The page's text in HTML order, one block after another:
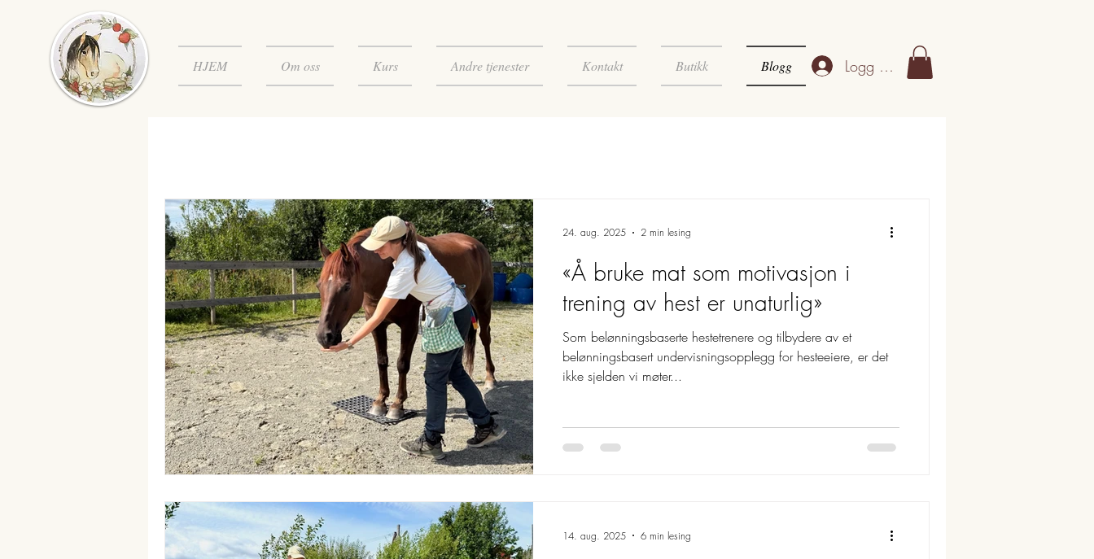
HJEM Om oss Kurs Andre tjenester Kontakt Butikk Blogg Logg inn
«Å bruke mat som motivasjon i
trening av hest er unaturlig»
Som belønningsbaserte hestetrenere og tilbydere av et
belønningsbasert undervisningsopplegg for hesteeiere, er det
ikke sjelden vi møter...
24. aug. 2025 2 min lesing
14. aug. 2025 6 min lesing